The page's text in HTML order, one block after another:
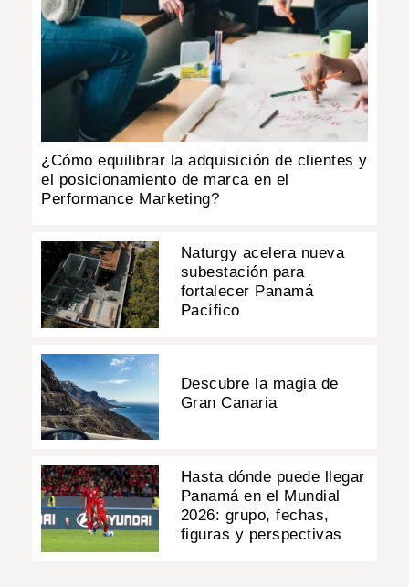
¿Cómo equilibrar la adquisición de clientes y
el posicionamiento de marca en el
Performance Marketing?
Naturgy acelera nueva
subestación para
fortalecer Panamá
Pacífico
Descubre la magia de
Gran Canaria
Hasta dónde puede llegar
Panamá en el Mundial
2026: grupo, fechas,
figuras y perspectivas